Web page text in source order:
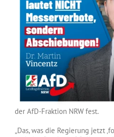
der AfD-Fraktion NRW fest.
„Das, was die Regierung jetzt